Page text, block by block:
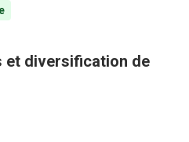
et diversification de